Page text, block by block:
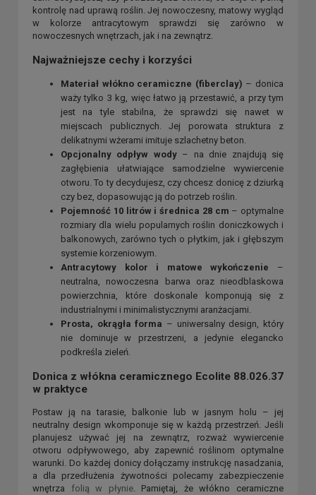
kontrolę nad uprawą roślin. Jej nowoczesny, matowy wygląd
w kolorze antracytowym sprawdzi się zarówno w
nowoczesnych wnętrzach, jak i na zewnątrz.
Najważniejsze cechy i korzyści
Materiał włókno ceramiczne (fiberclay) – donica
waży tylko 3 kg, więc łatwo ją przestawić, a przy tym
jest na tyle stabilna, że sprawdzi się nawet w
miejscach publicznych. Jej porowata struktura z
delikatnymi wżerami imituje szlachetny beton.
Opcjonalny odpływ wody– na dnie znajdują się
zagłębienia ułatwiające samodzielne wywiercenie
otworu. To ty decydujesz, czy chcesz donicę z dziurką
czy bez, dopasowując ją do potrzeb roślin.
Pojemność 10 litrów i średnica 28 cm – optymalne
rozmiary dla wielu popularnych roślin doniczkowych i
balkonowych, zarówno tych o płytkim, jak i głębszym
systemie korzeniowym.
Antracytowy kolor i matowe wykończenie –
neutralna, nowoczesna barwa oraz nieodblaskowa
powierzchnia, które doskonale komponują się z
industrialnymi i minimalistycznymi aranżacjami.
Prosta, okrągła forma – uniwersalny design, który
nie dominuje w przestrzeni, a jedynie elegancko
podkreśla zieleń.
Donica z włókna ceramicznego Ecolite 88.026.37
w praktyce
Postaw ją na tarasie, balkonie lub w jasnym holu – jej
neutralny design wkomponuje się w każdą przestrzeń. Jeśli
planujesz używać jej na zewnątrz, rozważ wywiercenie
otworu odpływowego, aby zapewnić roślinom optymalne
warunki. Do każdej donicy dołączamy instrukcję nasadzania,
a dla przedłużenia żywotności polecamy zabezpieczenie
wnętrza folią w płynie. Pamiętaj, że włókno ceramiczne